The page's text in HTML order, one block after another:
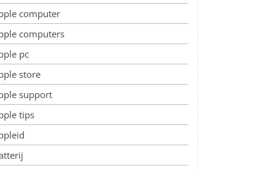
computer
computers
pc
store
support
tips